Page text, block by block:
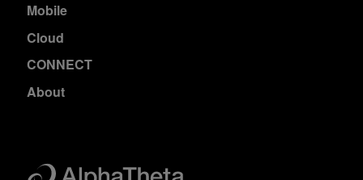
Mobile
Cloud
CONNECT
About